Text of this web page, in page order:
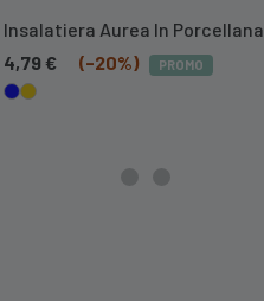
Insalatiera Aurea In Porcellana
4,79 € (-20%) PROMO